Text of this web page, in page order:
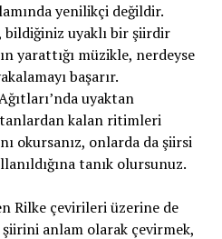
yenilikçi değildir.
bildiğiniz uyaklı bir şiirdir
yarattığı müzikle, nerdeyse
başarır.
uyaktan
kalan ritimleri
okursanız, onlarda da şiirsi
tanık olursunuz.
Rilke çevirileri üzerine de
anlam olarak çevirmek,